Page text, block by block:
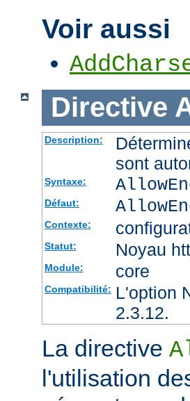
Voir aussi
Directive
Description:
sont
Syntaxe:
Défaut:
Contexte:
Statut: Noyau
Module: core
Compatibilité: L'option
2.3.12.
La directive
l'utilisation